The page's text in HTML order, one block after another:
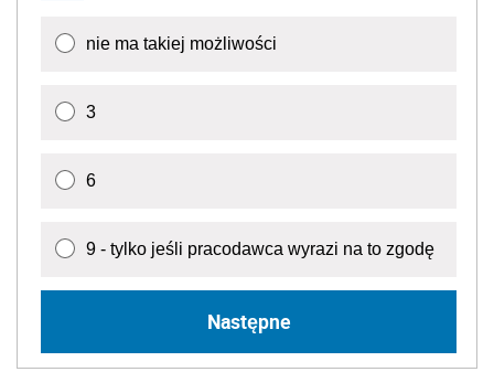
nie ma takiej możliwości
3
6
9 - tylko jeśli pracodawca wyrazi na to zgodę
Następne